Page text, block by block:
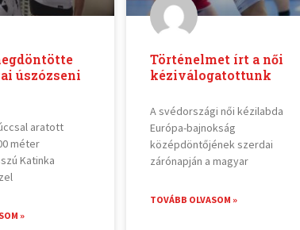
úszózseni
aratott
méter
Katinka
»
Történelmet írt a női
kéziválogatottunk
A svédországi női kézilabda
Európa-bajnokság
középdöntőjének szerdai
zárónapján a magyar
TOVÁBB OLVASOM »